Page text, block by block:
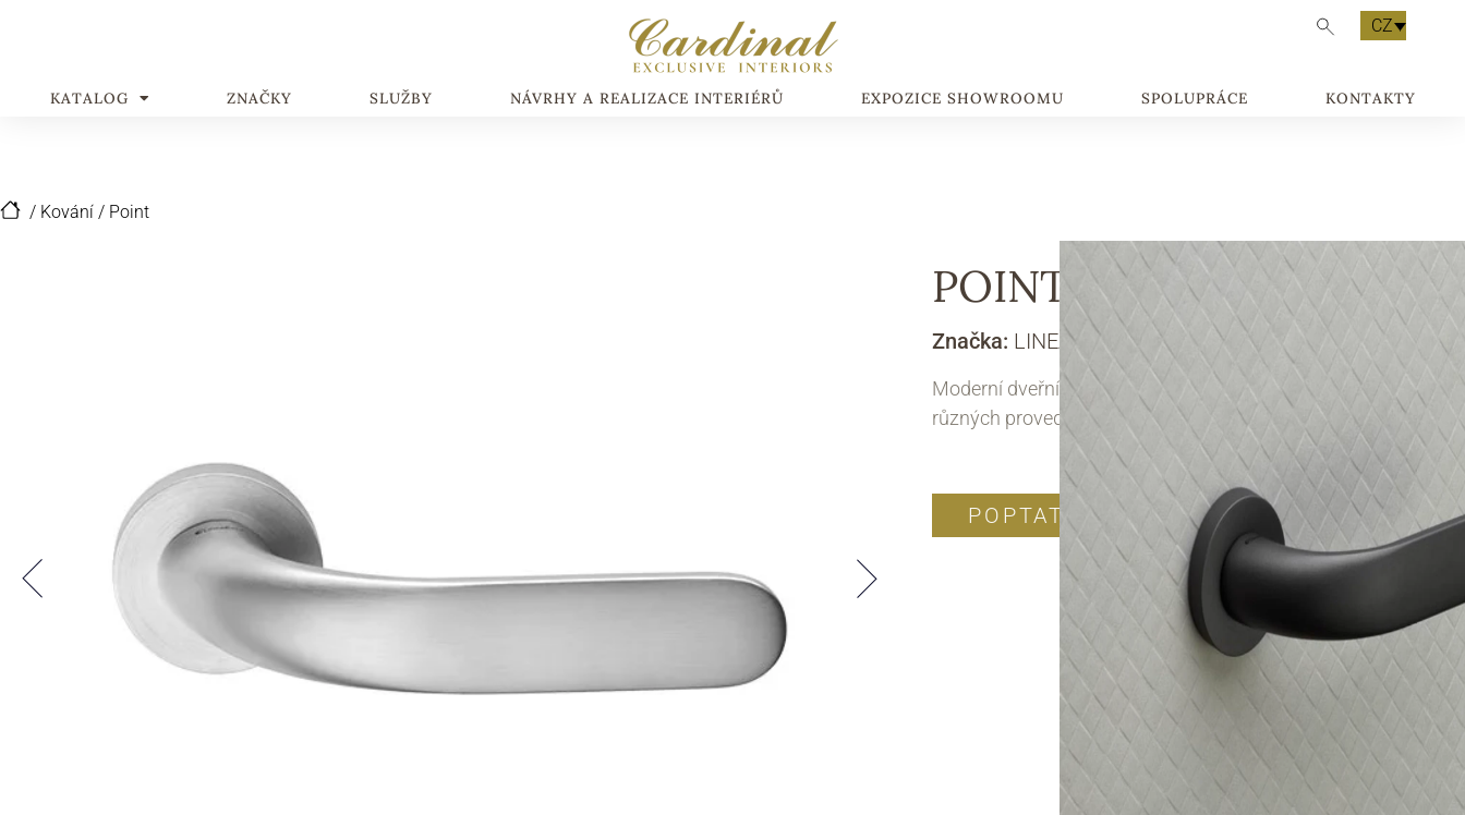
CZ
KATALOG ZNAČKY SLUŽBY NÁVRHY A REALIZACE INTERIÉRŮ EXPOZICE SHOWROOMU SPOLUPRÁCE KONTAKTY
/ Kování / Point
POINT
Značka: LINEA CALI
Moderní dveřní klika Point je dostupná v několika
různých provedeních.
POPTAT PRODUKT